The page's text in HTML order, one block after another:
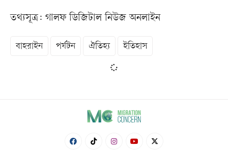
তথ্যসূত্র: গালফ ডিজিটাল নিউজ অনলাইন
বাহরাইন পর্যটন ঐতিহ্য ইতিহাস